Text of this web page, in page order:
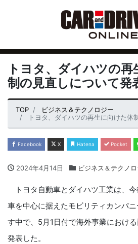
トヨタ、ダイハツの
制の見直しについて発
TOP
ビジネス＆テクノロジー
トヨタ、ダイハツの再生に向けた体
Facebook X Hatena Pocket
2024年4月14日 ビジネス＆テクノ
トヨタ自動車とダイハツ工業は、
車を中心に据えたモビリティカンパ
す中で、5月1日付で海外事業におけ
発表した。